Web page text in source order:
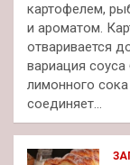
картофелем,
и ароматом.
отваривается
вариация
лимонного
соединяет…